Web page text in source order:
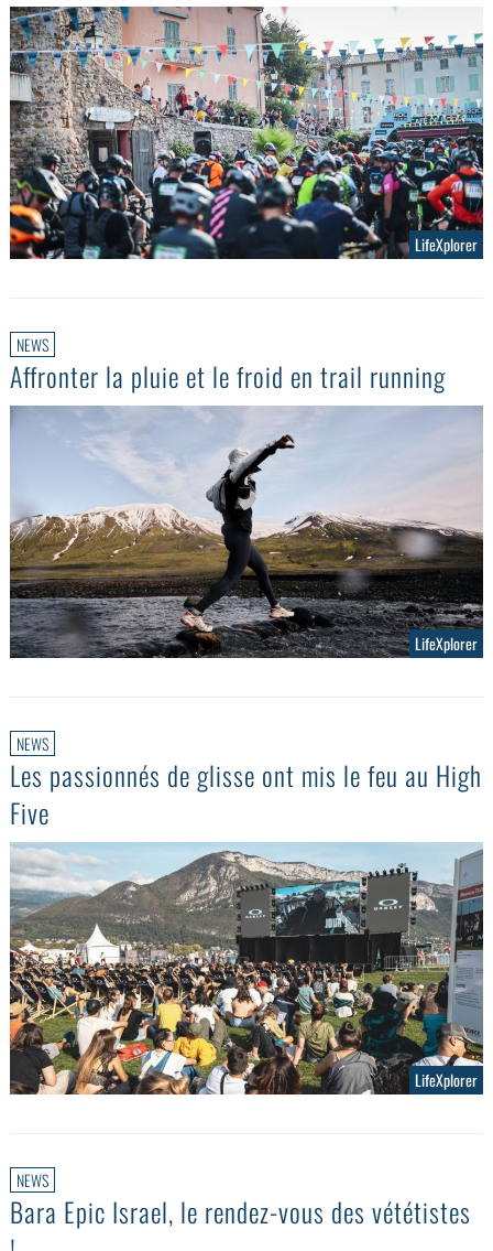
LifeXplorer
NEWS
Affronter la pluie et le froid en trail running
LifeXplorer
NEWS
Les passionnés de glisse ont mis le feu au High
Five
LifeXplorer
NEWS
Bara Epic Israel, le rendez-vous des vététistes